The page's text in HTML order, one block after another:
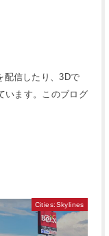
信したり、3Dで
います。このブログ
Cities:Skylines